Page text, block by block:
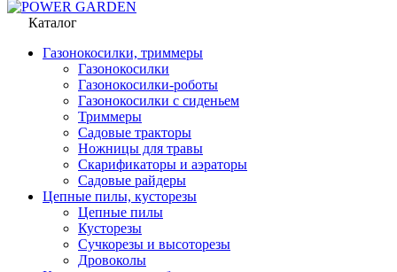
Каталог
Газонокосилки, триммеры
Газонокосилки
Газонокосилки-роботы
Газонокосилки с сиденьем
Триммеры
Садовые тракторы
Ножницы для травы
Скарификаторы и аэраторы
Садовые райдеры
Цепные пилы, кусторезы
Цепные пилы
Кусторезы
Сучкорезы и высоторезы
Дровоколы